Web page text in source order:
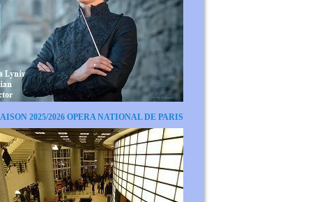
2025/2026 OPERA NATIONAL DE PARIS